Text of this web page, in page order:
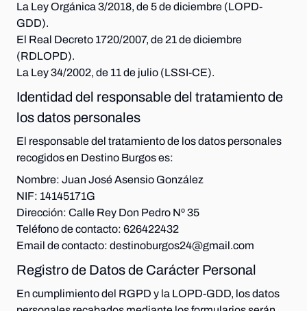
La Ley Orgánica 3/2018, de 5 de diciembre (LOPD-
GDD).
El Real Decreto 1720/2007, de 21 de diciembre
(RDLOPD).
La Ley 34/2002, de 11 de julio (LSSI-CE).
Identidad del responsable del tratamiento de
los datos personales
El responsable del tratamiento de los datos personales
recogidos en Destino Burgos es:
Nombre: Juan José Asensio González
NIF: 14145171G
Dirección: Calle Rey Don Pedro Nº 35
Teléfono de contacto: 626422432
Email de contacto: destinoburgos24@gmail.com
Registro de Datos de Carácter Personal
En cumplimiento del RGPD y la LOPD-GDD, los datos